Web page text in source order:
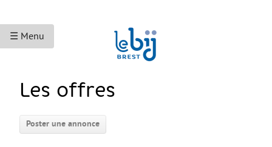
☰ Menu
ACCUEIL
Droits sociaux et services
Les offres
Poster une annonce